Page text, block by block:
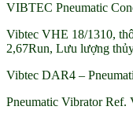
VIBTEC Pneumatic
Vibtec VHE 18/1310,
2,67Run, Lưu lượng
Vibtec DAR4 –
Pneumatic Vibrator Ref.